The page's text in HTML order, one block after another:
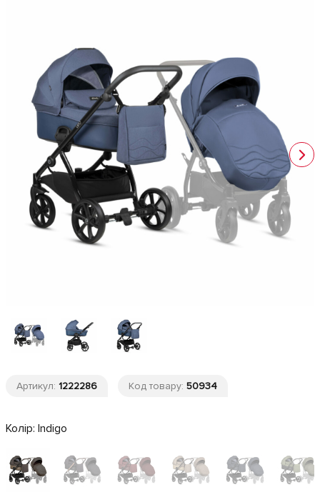
Артикул: 1222286 Код товару: 50934
Колір: Indigo